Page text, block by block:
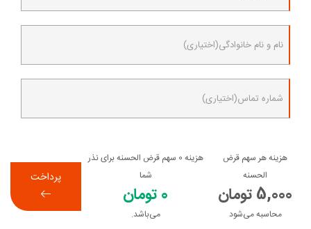
نام و نام خانوادگی(اختیاری)
شماره تماس(اختیاری)
هزینه هر سهم قرض
الحسنه
5,000 تومان
محاسبه می‌شود
هزینه 0 سهم قرض الحسنه برای نذر
شما
0 تومان
می‌باشد.
پرداخت